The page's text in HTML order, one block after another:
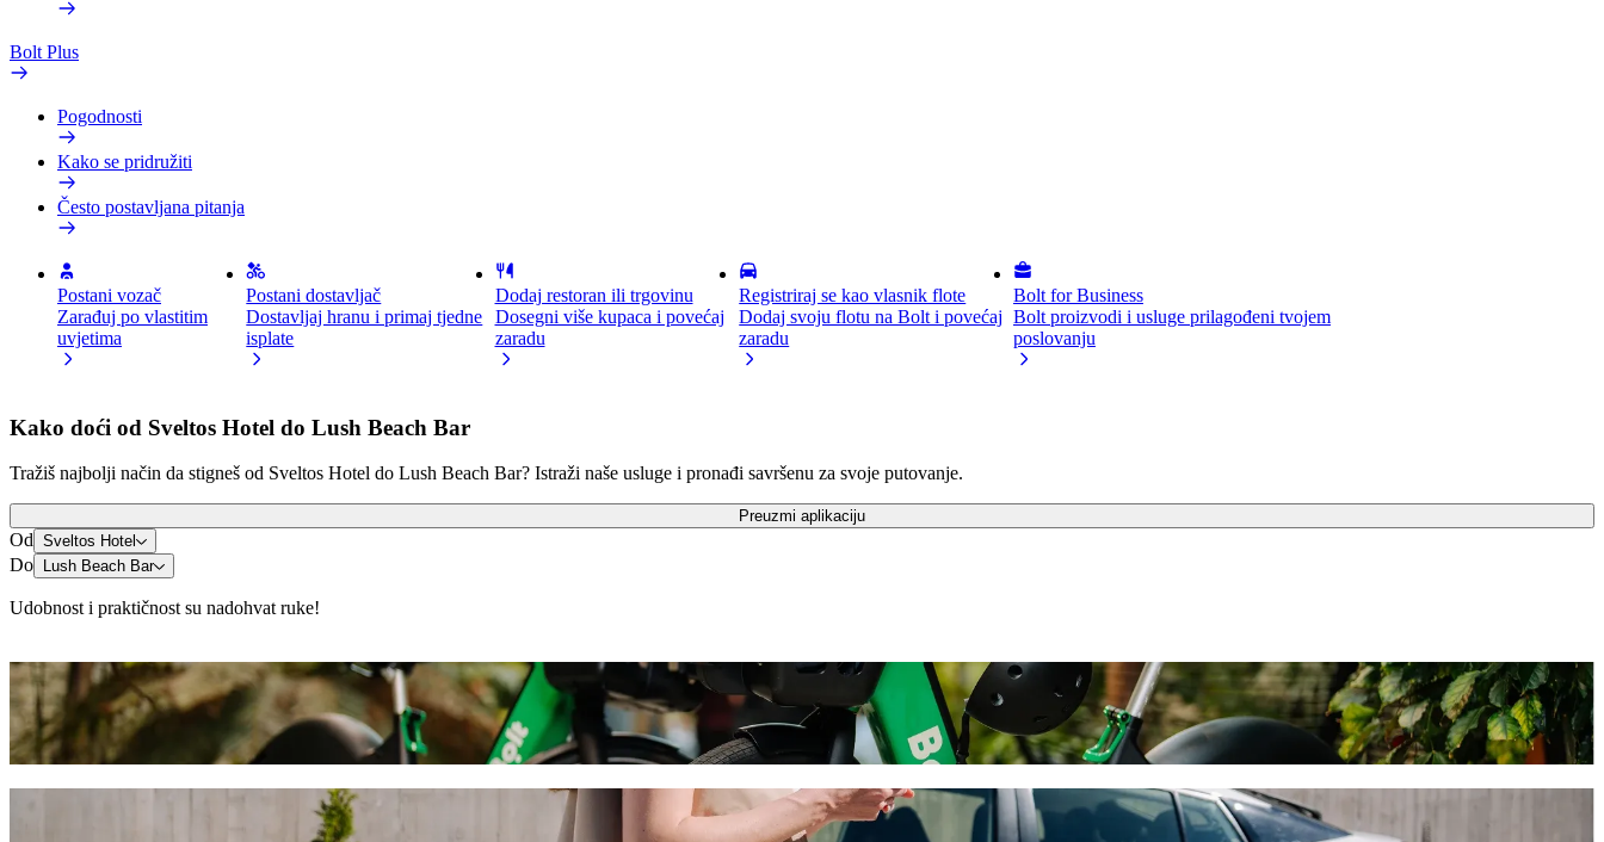
Bolt Plus
Pogodnosti
Kako se pridružiti
Često postavljana pitanja
Postani vozač
Zarađuj po vlastitim
uvjetima
Postani dostavljač
Dostavljaj hranu i primaj tjedne
isplate
Dodaj restoran ili trgovinu
Dosegni više kupaca i povećaj
zaradu
Registriraj se kao vlasnik flote
Dodaj svoju flotu na Bolt i povećaj
zaradu
Bolt for Business
Bolt proizvodi i usluge prilagođeni tvojem
poslovanju
Kako doći od Sveltos Hotel do Lush Beach Bar
Tražiš najbolji način da stigneš od Sveltos Hotel do Lush Beach Bar? Istraži naše usluge i pronađi savršenu za svoje putovanje.
Preuzmi aplikaciju
Od Sveltos Hotel
Do Lush Beach Bar
Udobnost i praktičnost su nadohvat ruke!
Romobili ili e-bicikli
Kreći se po Larnaka sa skuterima ili e-biciklima
Preuzmi aplikaciju Bolt
Dođi od Sveltos Hotel do Lush Beach Bar s Bolt vožnjom na zahtjev